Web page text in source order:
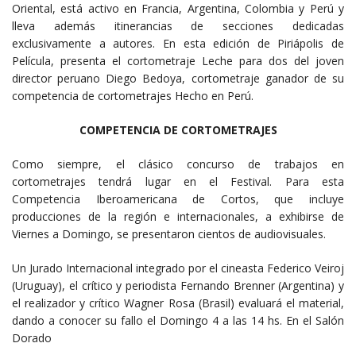
Oriental, está activo en Francia, Argentina, Colombia y Perú y
lleva además itinerancias de secciones dedicadas
exclusivamente a autores. En esta edición de Piriápolis de
Película, presenta el cortometraje Leche para dos del joven
director peruano Diego Bedoya, cortometraje ganador de su
competencia de cortometrajes Hecho en Perú.
COMPETENCIA DE CORTOMETRAJES
Como siempre, el clásico concurso de trabajos en
cortometrajes tendrá lugar en el Festival. Para esta
Competencia Iberoamericana de Cortos, que incluye
producciones de la región e internacionales, a exhibirse de
Viernes a Domingo, se presentaron cientos de audiovisuales.
Un Jurado Internacional integrado por el cineasta Federico Veiroj
(Uruguay), el crítico y periodista Fernando Brenner (Argentina) y
el realizador y crítico Wagner Rosa (Brasil) evaluará el material,
dando a conocer su fallo el Domingo 4 a las 14 hs. En el Salón
Dorado